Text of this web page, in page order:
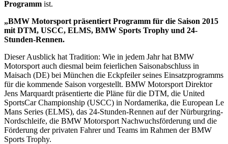
Programm ist.
„BMW Motorsport präsentiert Programm für die Saison 2015
mit DTM, USCC, ELMS, BMW Sports Trophy und 24-
Stunden-Rennen.
Dieser Ausblick hat Tradition: Wie in jedem Jahr hat BMW
Motorsport auch diesmal beim feierlichen Saisonabschluss in
Maisach (DE) bei München die Eckpfeiler seines Einsatzprogramms
für die kommende Saison vorgestellt. BMW Motorsport Direktor
Jens Marquardt präsentierte die Pläne für die DTM, die United
SportsCar Championship (USCC) in Nordamerika, die European Le
Mans Series (ELMS), das 24-Stunden-Rennen auf der Nürburgring-
Nordschleife, die BMW Motorsport Nachwuchsförderung und die
Förderung der privaten Fahrer und Teams im Rahmen der BMW
Sports Trophy.